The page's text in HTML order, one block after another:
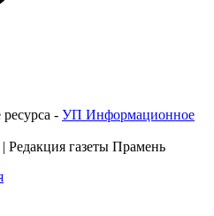
- УП Информационное
газеты Прамень